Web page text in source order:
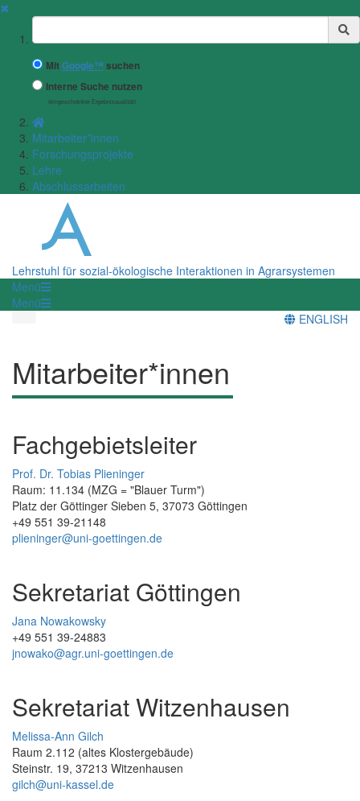
✖
Suchbegriff
MitGoogle™ suchen
Interne Suche nutzen
(eingeschränkte Ergebnisqualität)
Mitarbeiter*innen
Forschungsprojekte
Lehre
Abschlussarbeiten
Lehrstuhl für sozial-ökologische Interaktionen in Agrarsystemen
Menü
Menü
ENGLISH
Mitarbeiter*innen
Fachgebietsleiter
Prof. Dr. Tobias Plieninger
Raum: 11.134 (MZG = "Blauer Turm")
Platz der Göttinger Sieben 5, 37073 Göttingen
+49 551 39-21148
plieninger@uni-goettingen.de
Sekretariat Göttingen
Jana Nowakowsky
+49 551 39-24883
jnowako@agr.uni-goettingen.de
Sekretariat Witzenhausen
Melissa-Ann Gilch
Raum 2.112 (altes Klostergebäude)
Steinstr. 19, 37213 Witzenhausen
gilch@uni-kassel.de